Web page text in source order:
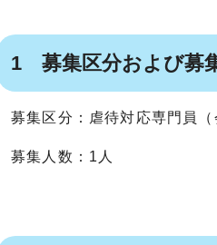
1 募集区分および募
募集区分：虐待対応専門員
募集人数：1人